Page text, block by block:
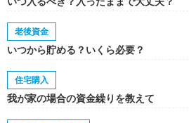
老後資金
いつから貯める？いくら必要？
住宅購入
我が家の場合の資金繰りを教えて